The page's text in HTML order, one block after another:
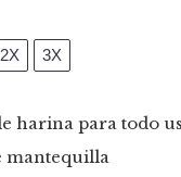
2X 3X
harina para todo
mantequilla